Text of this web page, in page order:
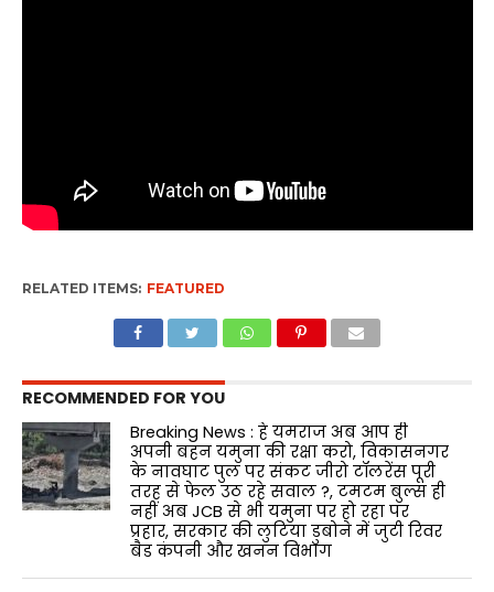
RELATED ITEMS: FEATURED
RECOMMENDED FOR YOU
Breaking News : हे यमराज अब आप ही
अपनी बहन यमुना की रक्षा करो, विकासनगर
के नावघाट पुल पर संकट जीरो टॉलरेंस पूरी
तरह से फेल उठ रहे सवाल ?, टमटम बुल्स ही
नहीं अब JCB से भी यमुना पर हो रहा पर
प्रहार, सरकार की लुटिया डुबोने में जुटी रिवर
बैड कंपनी और खनन विभाग